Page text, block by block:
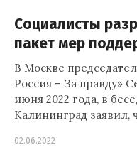
Социалисты
пакет мер
В Москве
Россия – За правду»
июня 2022 года, в
Калининград заявил,
02.06.2022